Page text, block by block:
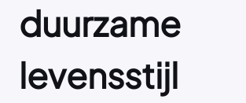
duurzame
levensstijl